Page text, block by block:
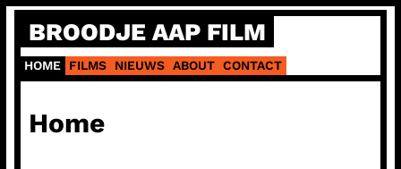
naar
de
inhoud
BROODJE AAP FILM
HOME FILMS NIEUWS ABOUT CONTACT
Home